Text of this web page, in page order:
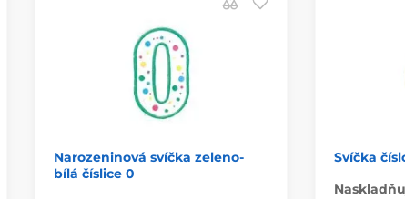
Narozeninová svíčka zeleno-
bílá číslice 0
Svíčka